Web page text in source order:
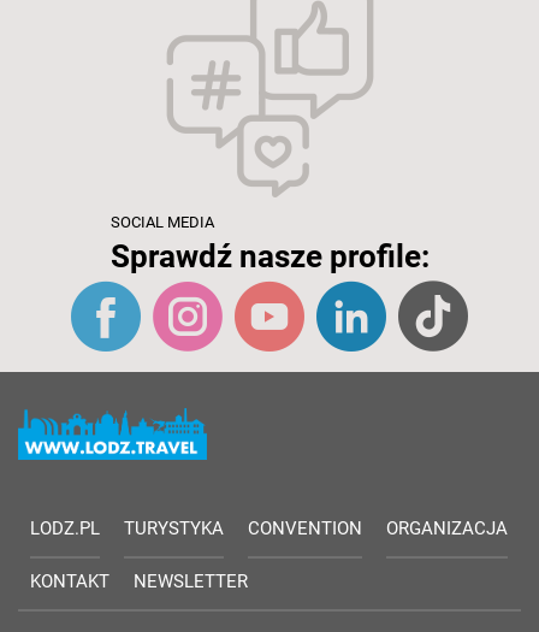
SOCIAL MEDIA
Sprawdź nasze profile:
LODZ.PL TURYSTYKA CONVENTION ORGANIZACJA
KONTAKT NEWSLETTER